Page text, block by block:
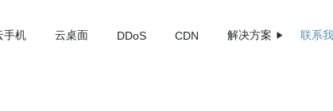
手机 云桌面 DDoS CDN 解决方案 联系